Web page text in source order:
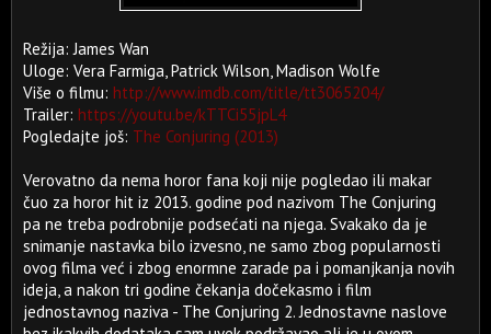
Režija: James Wan
Uloge: Vera Farmiga, Patrick Wilson, Madison Wolfe
Više o filmu: http://www.imdb.com/title/tt3065204/
Trailer: https://youtu.be/kTTCi55jpL4
Pogledajte još: The Conjuring (2013)
Verovatno da nema horor fana koji nije pogledao ili makar
čuo za horor hit iz 2013. godine pod nazivom The Conjuring
pa ne treba podrobnije podsećati na njega. Svakako da je
snimanje nastavka bilo izvesno, ne samo zbog popularnosti
ovog filma već i zbog enormne zarade pa i pomanjkanja novih
ideja, a nakon tri godine čekanja dočekasmo i film
jednostavnog naziva - The Conjuring 2. Jednostavne naslove